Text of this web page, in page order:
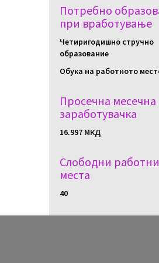
Потребно
при вработување
Четиригодишно стручно
образование
Обука на работното
Просечна месечна
заработувачка
16.997 МКД
Слободни работни
местa
40